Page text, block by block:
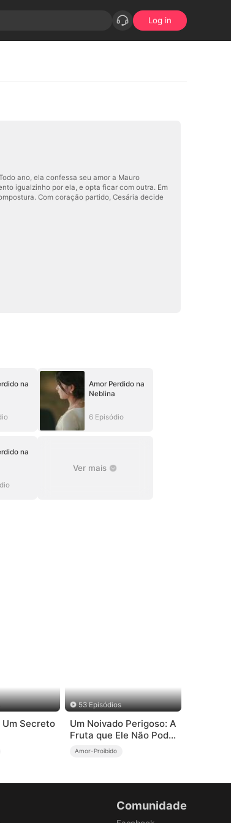
Log in
ano, ela confessa seu amor a Mauro
igualzinho por ela, e opta ficar com outra. Em
Com coração partido, Cesária decide
na
Amor Perdido na
Neblina
6 Episódio
na
Ver mais
Um Secreto
53 Episódios
Um Noivado Perigoso: A
Fruta que Ele Não Pode
Provar
Amor-Proibido
Comunidade